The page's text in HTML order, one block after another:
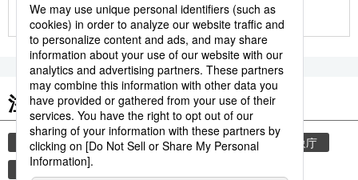
もっと見る
注目のキーワード
共同通信ニュース 和食 気象・災害
気象庁
津波
災害